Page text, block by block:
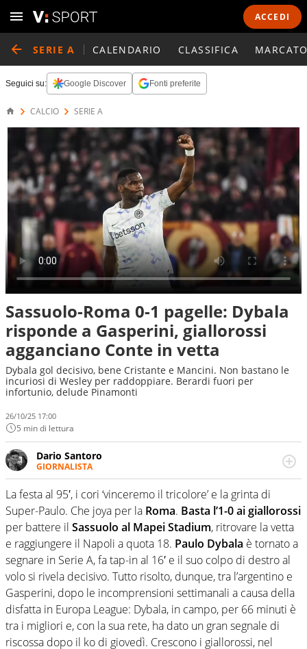
ACCEDI
SERIE A CALENDARIO CLASSIFICA
Seguici su: Google Discover Fonti preferite
CALCIO SERIE A
Sassuolo-Roma 0-1 pagelle: Dybala
risponde a Gasperini, giallorossi
agganciano Conte in vetta
Dybala gol decisivo, bene Cristante e Mancini. Non bastano le
incuriosi di Wesley per raddoppiare. Berardi fuori per
infortunio, delude Pinamonti
26/10/25 17:00
5 min di lettura
Dario Santoro
GIORNALISTA
Scrive, commenta, racconta lo sport in tutte le
sfaccettature. Tocca l'apice quando ha modo di
concentrarsi sulle interviste ai grandi protagonisti
La festa al 95′, i cori ‘vinceremo il tricolore’ e la grinta di
Super-Paulo. Che joya per la Roma. Basta l’1-0 ai giallorossi
per battere il Sassuolo al Mapei Stadium, ritrovare la vetta
e raggiungere il Napoli a quota 18. Paulo Dybala è tornato a
segnare in Serie A, fa tap-in al 16′ e il suo colpo di destro al
volo si rivela decisivo. Tutto risolto, dunque, tra l’argentino e
Gasperini, dopo le incomprensioni settimanali a causa della
disfatta in Europa League: Dybala, in campo, per 66 minuti è
tra i migliori e, con la sua rete, ha dato un gran segnale di
riscossa dopo il ko di giovedì. Crescono i giallorossi, nel